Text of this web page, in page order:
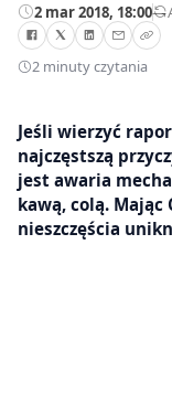
2 mar 2018, 18:00—
2 minuty czytania
Jeśli wierzyć
najczęstszą
jest awaria
kawą, colą. Mając
nieszczęścia